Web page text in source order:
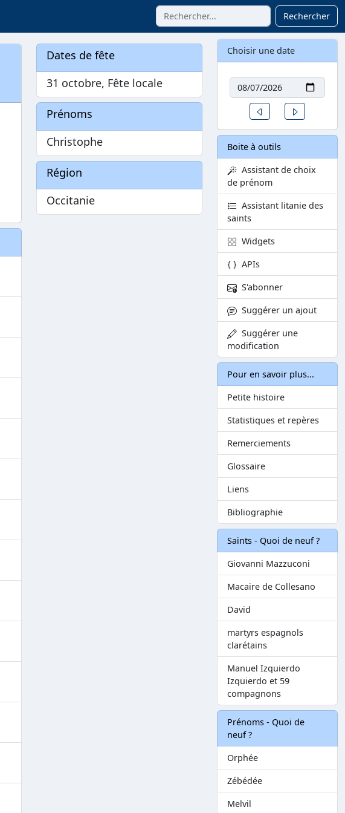
Rechercher
Dates de fête
31 octobre, Fête locale
Prénoms
Christophe
Région
Occitanie
Choisir une date
Date
Un jour avant
Boite à outils
Assistant de choix
de prénom
Assistant litanie des
saints
Widgets
APIs
S'abonner
Suggérer un ajout
Suggérer une
modification
Pour en savoir plus...
Petite histoire
Statistiques et repères
Remerciements
Glossaire
Liens
Bibliographie
Saints - Quoi de neuf ?
Giovanni Mazzuconi
Macaire de Collesano
David
martyrs espagnols
clarétains
Manuel Izquierdo
Izquierdo et 59
compagnons
Prénoms - Quoi de
neuf ?
Orphée
Zébédée
Melvil